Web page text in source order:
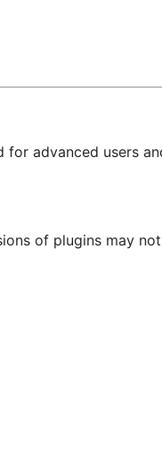
for advanced users
of plugins may